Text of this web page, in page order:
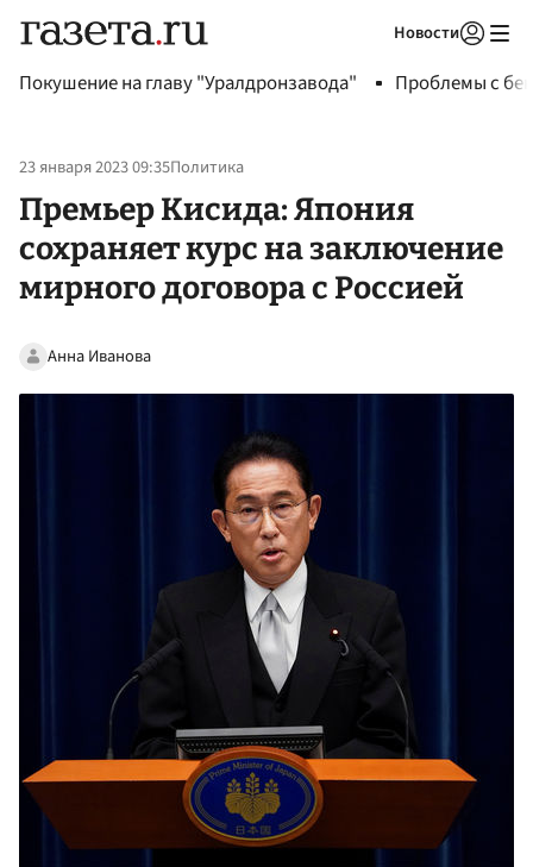
Новости
Покушение на главу "Уралдронзавода" Проблемы с
23 января 2023 09:35Политика
Премьер Кисида: Япония
сохраняет курс на заключение
мирного договора с Россией
Анна Иванова